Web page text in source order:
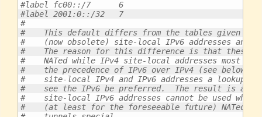
#label fc00::/7      6
#label 2001:0::/32   7
#
#    This default differs from the tables given in
#    (now obsolete) site-local IPv6 addresses and
#    The reason for this difference is that these
#    NATed while IPv4 site-local addresses most
#    the precedence of IPv6 over IPv4 (see below)
#    site-local IPv4 and IPv6 addresses a lookup
#    see the IPv6 be preferred.  The result is a
#    site-local IPv6 addresses cannot be used
#    (at least for the foreseeable future) NATed.